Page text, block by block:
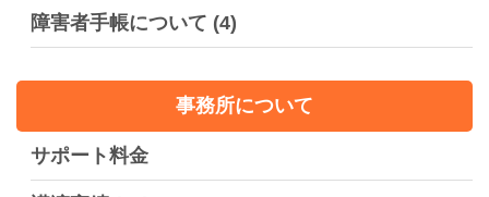
障害者手帳について (4)
事務所について
サポート料金